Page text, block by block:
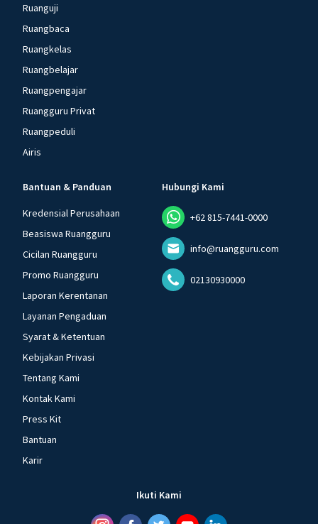
Ruanguji
Ruangbaca
Ruangkelas
Ruangbelajar
Ruangpengajar
Ruangguru Privat
Ruangpeduli
Airis
Bantuan & Panduan
Kredensial Perusahaan
Beasiswa Ruangguru
Cicilan Ruangguru
Promo Ruangguru
Laporan Kerentanan
Layanan Pengaduan
Syarat & Ketentuan
Kebijakan Privasi
Tentang Kami
Kontak Kami
Press Kit
Bantuan
Karir
Hubungi Kami
+62 815-7441-0000
info@ruangguru.com
02130930000
Ikuti Kami